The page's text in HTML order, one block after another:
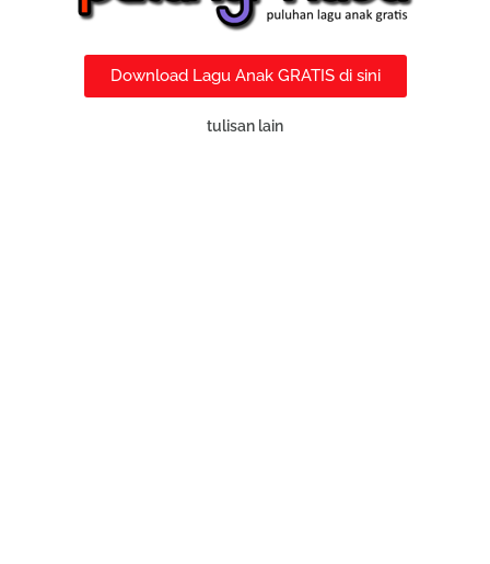
Download Lagu Anak GRATIS di sini
tulisan lain